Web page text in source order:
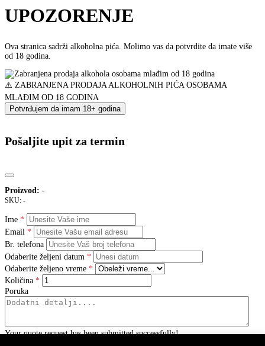
UPOZORENJE
Ova stranica sadrži alkoholna pića. Molimo vas da potvrdite da imate više
od 18 godina.
⚠️ ZABRANJENA PRODAJA ALKOHOLNIH PIĆA OSOBAMA
MLAĐIM OD 18 GODINA
Potvrđujem da imam 18+ godina
Pošaljite upit za termin
Proizvod: -
SKU: -
Ime
Email
Br. telefona
Odaberite željeni datum
Odaberite željeno vreme
Količina
Poruka
Your quote request has been submitted successfully!